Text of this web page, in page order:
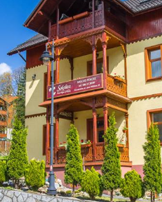
Wszystkie Obiekty
Wszystkie Obiekty